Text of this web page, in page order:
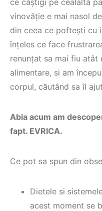
ce câștigi pe cealaltă
vinovăție e mai nasol
din ceea ce poftești cu
înțeles ce face
renunțat sa mai fiu
alimentare, si am
corpul, căutând sa îl
Abia acum am
fapt. EVRICA.
Ce pot sa spun din
Dietele si
acest moment se